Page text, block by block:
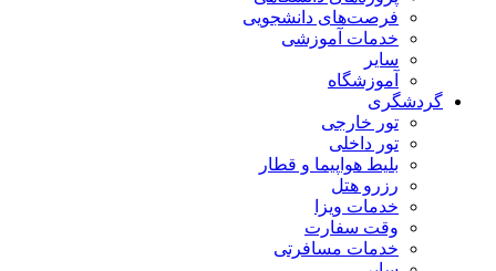
فرصت‌های دانشجویی
خدمات آموزشی
سایر
آموزشگاه
گردشگری
تور خارجی
تور داخلی
بلیط هواپیما و قطار
رزرو هتل
خدمات ویزا
وقت سفارت
خدمات مسافرتی